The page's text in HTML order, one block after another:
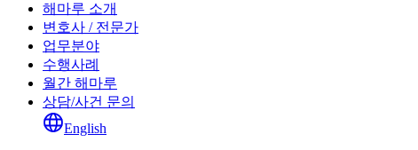
해마루 소개
변호사 / 전문가
업무분야
수행사례
월간 해마루
상담/사건 문의
English